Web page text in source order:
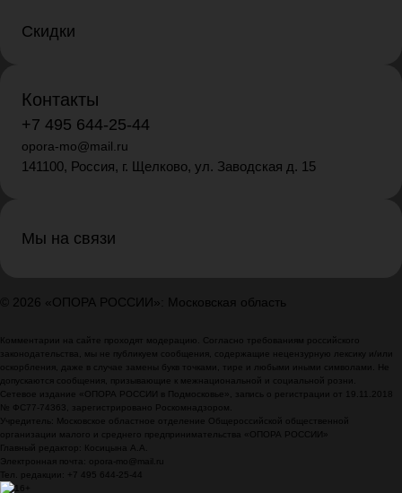
Скидки
Контакты
+7 495 644-25-44
opora-mo@mail.ru
141100, Россия, г. Щелково, ул. Заводская д. 15
Мы на связи
© 2026 «ОПОРА РОССИИ»: Московская область
Комментарии на сайте проходят модерацию. Согласно требованиям российского
законодательства, мы не публикуем сообщения, содержащие нецензурную лексику и/или
оскорбления, даже в случае замены букв точками, тире и любыми иными символами. Не
допускаются сообщения, призывающие к межнациональной и социальной розни.
Сетевое издание «ОПОРА РОССИИ в Подмосковье», запись о регистрации от 19.11.2018
№ ФС77-74363, зарегистрировано Роскомнадзором.
Учредитель: Московское областное отделение Общероссийской общественной
организации малого и среднего предпринимательства «ОПОРА РОССИИ»
Главный редактор: Косицына А.А.
Электронная почта: opora-mo@mail.ru
Тел. редакции: +7 495 644-25-44